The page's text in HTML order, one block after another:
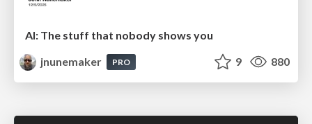
AI: The stuff that nobody shows you
jnunemaker
PRO 9 880